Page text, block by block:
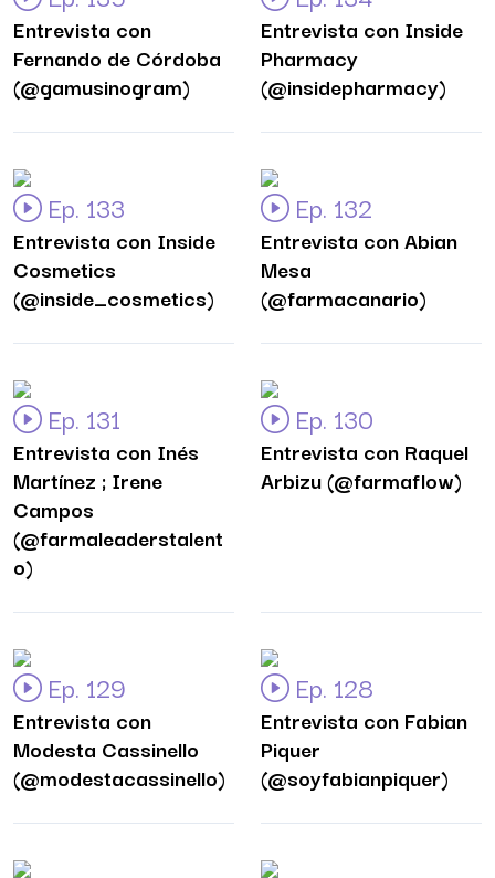
Entrevista con
Fernando de Córdoba
(@gamusinogram)
Entrevista con Inside
Pharmacy
(@insidepharmacy)
Ep. 133
Entrevista con Inside
Cosmetics
(@inside_cosmetics)
Ep. 132
Entrevista con Abian
Mesa
(@farmacanario)
Ep. 131
Entrevista con Inés
Martínez ; Irene
Campos
(@farmaleaderstalent
o)
Ep. 130
Entrevista con Raquel
Arbizu (@farmaflow)
Ep. 129
Entrevista con
Modesta Cassinello
(@modestacassinello)
Ep. 128
Entrevista con Fabian
Piquer
(@soyfabianpiquer)